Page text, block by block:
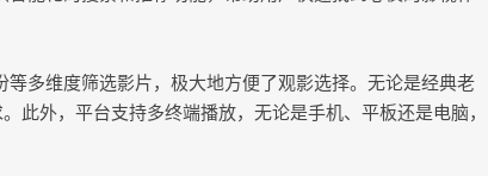
多维度筛选影片，极大地方便了观影选择。无论是经典老
此外，平台支持多终端播放，无论是手机、平板还是电脑，